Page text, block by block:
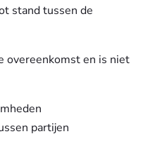
stand tussen de
overeenkomst en is niet
partijen